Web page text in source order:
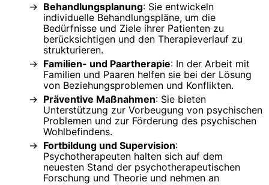
Behandlungsplanung: Sie entwickeln
individuelle Behandlungspläne, um die
Bedürfnisse und Ziele ihrer Patienten zu
berücksichtigen und den Therapieverlauf zu
strukturieren.
Familien- und Paartherapie: In der Arbeit mit
Familien und Paaren helfen sie bei der Lösung
von Beziehungsproblemen und Konflikten.
Präventive Maßnahmen: Sie bieten
Unterstützung zur Vorbeugung von psychischen
Problemen und zur Förderung des psychischen
Wohlbefindens.
Fortbildung und Supervision:
Psychotherapeuten halten sich auf dem
neuesten Stand der psychotherapeutischen
Forschung und Theorie und nehmen an